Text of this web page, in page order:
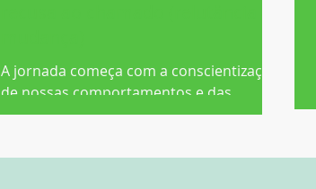
A jornada começa com a conscientização
de nossas comportamentos e das
emoções que o desencadeiam, você